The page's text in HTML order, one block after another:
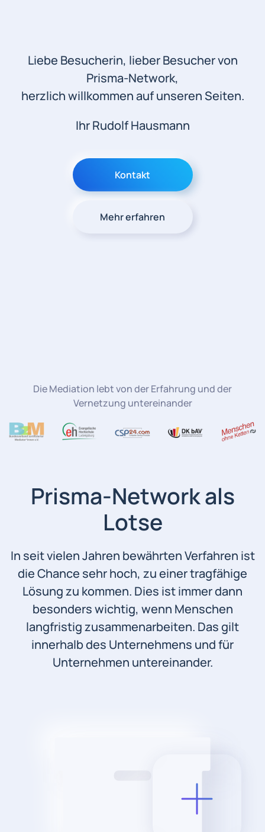
Liebe Besucherin, lieber Besucher von
Prisma-Network,
herzlich willkommen auf unseren Seiten.
Ihr Rudolf Hausmann
Kontakt
Mehr erfahren
Die Mediation lebt von der Erfahrung und der
Vernetzung untereinander
Prisma-Network als
Lotse
In seit vielen Jahren bewährten Verfahren ist
die Chance sehr hoch, zu einer tragfähige
Lösung zu kommen. Dies ist immer dann
besonders wichtig, wenn Menschen
langfristig zusammenarbeiten. Das gilt
innerhalb des Unternehmens und für
Unternehmen untereinander.